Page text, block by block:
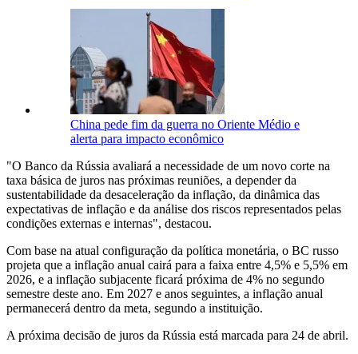
China pede fim da guerra no Oriente Médio e
alerta para impacto econômico
"O Banco da Rússia avaliará a necessidade de um novo corte na
taxa básica de juros nas próximas reuniões, a depender da
sustentabilidade da desaceleração da inflação, da dinâmica das
expectativas de inflação e da análise dos riscos representados pelas
condições externas e internas", destacou.
Com base na atual configuração da política monetária, o BC russo
projeta que a inflação anual cairá para a faixa entre 4,5% e 5,5% em
2026, e a inflação subjacente ficará próxima de 4% no segundo
semestre deste ano. Em 2027 e anos seguintes, a inflação anual
permanecerá dentro da meta, segundo a instituição.
A próxima decisão de juros da Rússia está marcada para 24 de abril.